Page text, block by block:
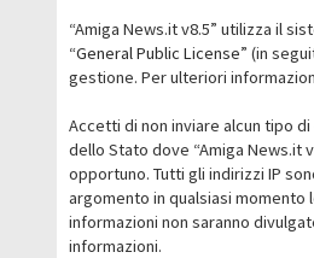
“Amiga News.it v8.5” utilizza il
“General Public License” (in
gestione. Per ulteriori
Accetti di non inviare alcun tipo
dello Stato dove “Amiga News.it
opportuno. Tutti gli indirizzi IP
argomento in qualsiasi
informazioni non saranno
informazioni.